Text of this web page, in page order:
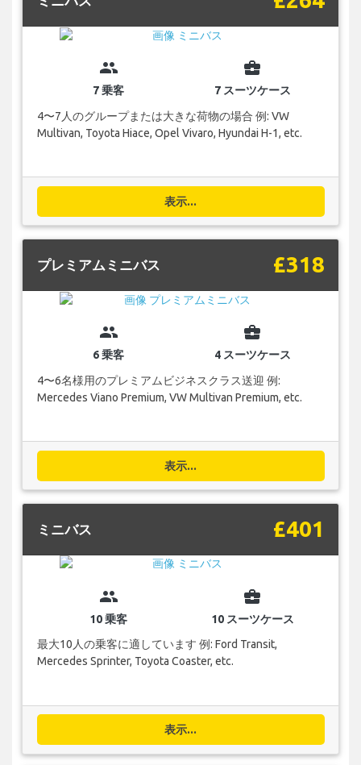
group
7 乗客
business_center
7 スーツケース
4〜7人のグループまたは大きな荷物の場合 例: VW
Multivan, Toyota Hiace, Opel Vivaro, Hyundai H-1, etc.
表示...
プレミアムミニバス £318
group
6 乗客
business_center
4 スーツケース
4〜6名様用のプレミアムビジネスクラス送迎 例:
Mercedes Viano Premium, VW Multivan Premium, etc.
表示...
ミニバス £401
group
10 乗客
business_center
10 スーツケース
最大10人の乗客に適しています 例: Ford Transit,
Mercedes Sprinter, Toyota Coaster, etc.
表示...